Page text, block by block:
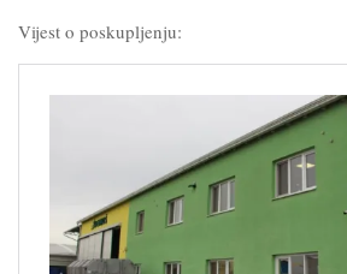
Vijest o poskupljenju: